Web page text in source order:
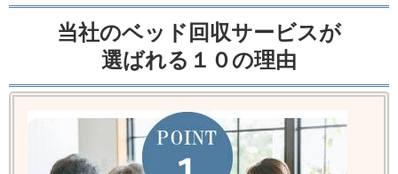
当社のベッド回収サービスが
選ばれる１０の理由